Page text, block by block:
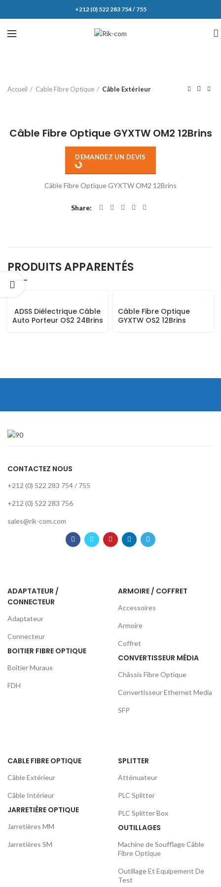
+212 (0) 522 283 754 / 755
Accueil Cable Fibre Optique
Câble Extérieur
Câble Fibre Optique GYXTW OM2 12Brins
DEMANDEZ UN DEVIS
Câble Fibre Optique GYXTW OM2 12Brins
Share
PRODUITS APPARENTÉS
ADSS Diélectrique Câble
Auto Porteur OS2 24Brins
Câble Fibre Optique
GYXTW OS2 12Brins
CONTACTEZ NOUS
+212 (0) 522 283 754 / 755
+212 (0) 522 283 756
sales@rik-com.com
ADAPTATEUR /
CONNECTEUR
Adaptateur
Connecteur
BOITIER FIBRE OPTIQUE
Boîtier Muraux
FDH
ARMOIRE / COFFRET
Accessoires
Armoire
Coffret
CONVERTISSEUR MÉDIA
Châssis Fibre Optique
Convertisseur Ethernet Media
SFP
CABLE FIBRE OPTIQUE
Câble Extérieur
Câble Intérieur
JARRETIÈRE OPTIQUE
Jarretières MM
Jarretières SM
SPLITTER
Atténuateur
PLC Splitter
PLC Splitter Box
OUTILLAGES
Machine de Soufflage Câble
Fibre Optique
Outillage Et Equipement De
Test